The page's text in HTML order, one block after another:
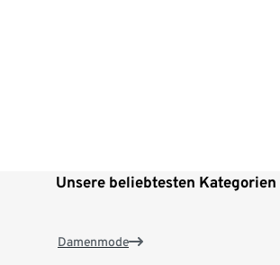
Unsere beliebtesten Kategorien
Damenmode